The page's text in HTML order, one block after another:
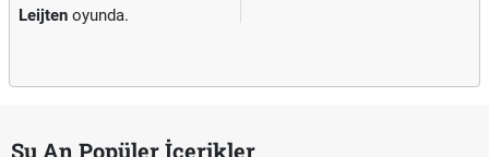
Leijten oyunda.
Şu An Popüler İçerikler